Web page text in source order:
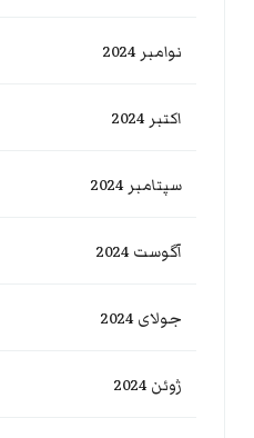
نوامبر 2024
اکتبر 2024
سپتامبر 2024
آگوست 2024
جولای 2024
ژوئن 2024